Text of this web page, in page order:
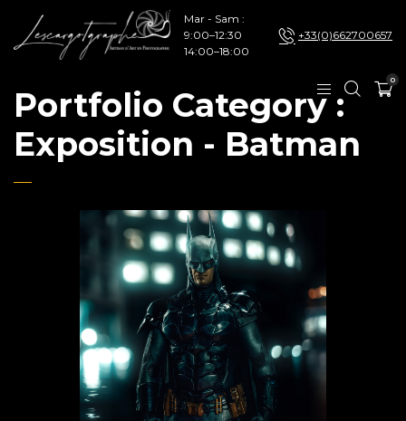
Mar - Sam :
9:00–12:30
14:00–18:00
+33(0)662700657
0
Portfolio Category :
Exposition - Batman